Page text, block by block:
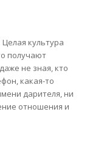
культура
получают
не зная, кто
какая-то
дарителя, ни
отношения и